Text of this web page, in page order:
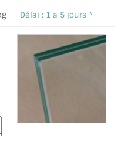
- Délai : 1 a 5 jours *